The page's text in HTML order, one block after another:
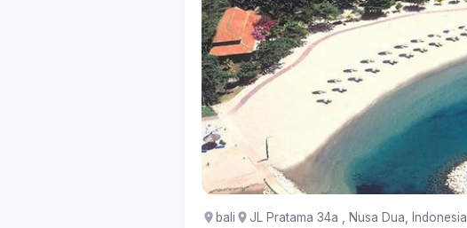
bali JL Pratama 34a , Nusa Dua, Indonesia